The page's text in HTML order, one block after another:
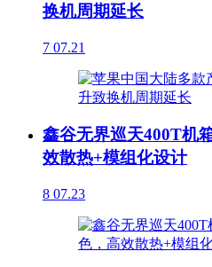
换机周期延长
7 07.21
鑫谷无界巡天400T机
效散热+模组化设计
8 07.23